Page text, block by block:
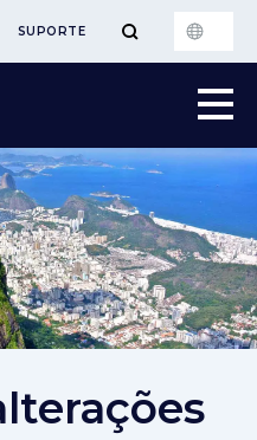
SUPORTE